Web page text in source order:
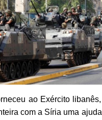
ao Exército
com a Síria uma